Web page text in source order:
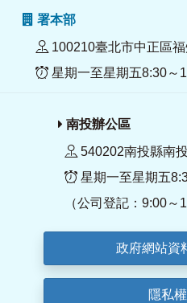
署本部
100210臺北市中正區
星期一至星期五8:30～
南投辦公區
540202南投縣南
星期一至星期五
（公司登記：9:00～
政府網站資
隱私